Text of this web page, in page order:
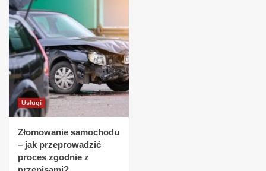
Usługi
Złomowanie samochodu
– jak przeprowadzić
proces zgodnie z